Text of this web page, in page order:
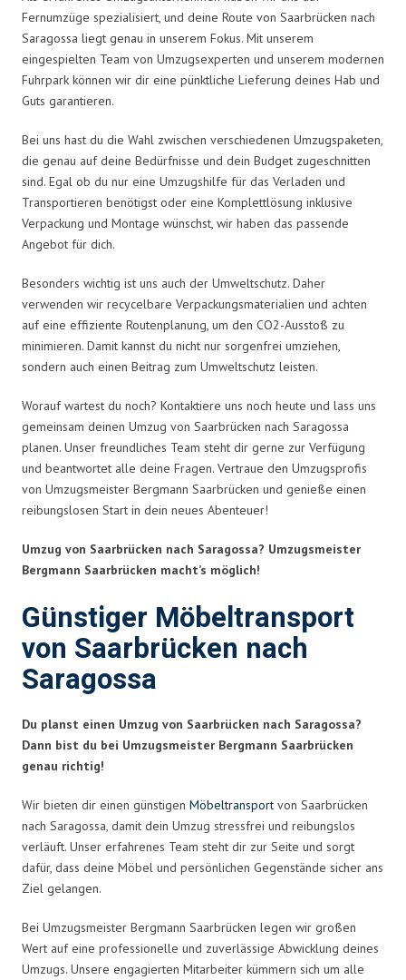
Fernumzüge spezialisiert, und deine Route von Saarbrücken nach
Saragossa liegt genau in unserem Fokus. Mit unserem
eingespielten Team von Umzugsexperten und unserem modernen
Fuhrpark können wir dir eine pünktliche Lieferung deines Hab und
Guts garantieren.
Bei uns hast du die Wahl zwischen verschiedenen Umzugspaketen,
die genau auf deine Bedürfnisse und dein Budget zugeschnitten
sind. Egal ob du nur eine Umzugshilfe für das Verladen und
Transportieren benötigst oder eine Komplettlösung inklusive
Verpackung und Montage wünschst, wir haben das passende
Angebot für dich.
Besonders wichtig ist uns auch der Umweltschutz. Daher
verwenden wir recycelbare Verpackungsmaterialien und achten
auf eine effiziente Routenplanung, um den CO2-Ausstoß zu
minimieren. Damit kannst du nicht nur sorgenfrei umziehen,
sondern auch einen Beitrag zum Umweltschutz leisten.
Worauf wartest du noch? Kontaktiere uns noch heute und lass uns
gemeinsam deinen Umzug von Saarbrücken nach Saragossa
planen. Unser freundliches Team steht dir gerne zur Verfügung
und beantwortet alle deine Fragen. Vertraue den Umzugsprofis
von Umzugsmeister Bergmann Saarbrücken und genieße einen
reibungslosen Start in dein neues Abenteuer!
Umzug von Saarbrücken nach Saragossa? Umzugsmeister
Bergmann Saarbrücken macht’s möglich!
Günstiger Möbeltransport
von Saarbrücken nach
Saragossa
Du planst einen Umzug von Saarbrücken nach Saragossa?
Dann bist du bei Umzugsmeister Bergmann Saarbrücken
genau richtig!
Wir bieten dir einen günstigen Möbeltransport von Saarbrücken
nach Saragossa, damit dein Umzug stressfrei und reibungslos
verläuft. Unser erfahrenes Team steht dir zur Seite und sorgt
dafür, dass deine Möbel und persönlichen Gegenstände sicher ans
Ziel gelangen.
Bei Umzugsmeister Bergmann Saarbrücken legen wir großen
Wert auf eine professionelle und zuverlässige Abwicklung deines
Umzugs. Unsere engagierten Mitarbeiter kümmern sich um alle